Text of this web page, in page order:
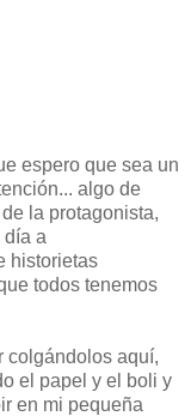
espero que sea un
algo de
la protagonista,
día a
historietas
todos tenemos
colgándolos aquí,
el papel y el boli y
en mi pequeña